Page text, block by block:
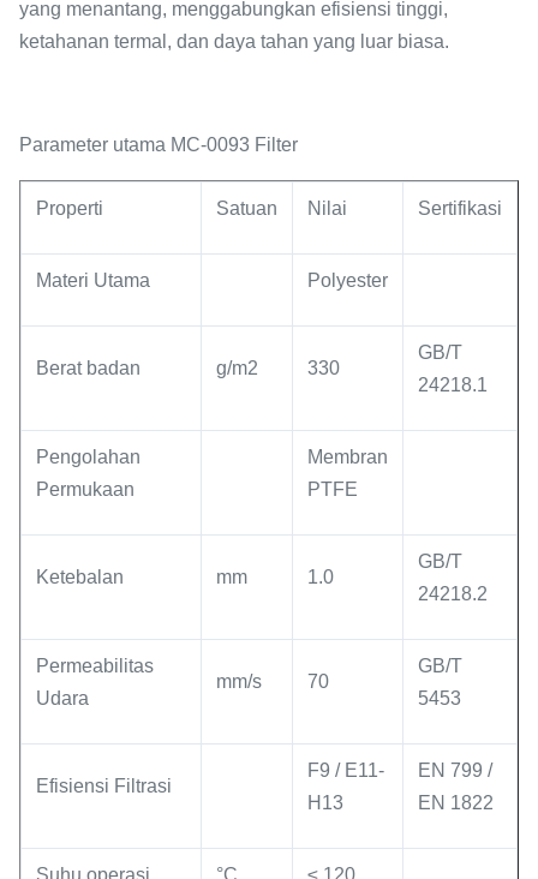
yang menantang, menggabungkan efisiensi tinggi,
ketahanan termal, dan daya tahan yang luar biasa.
Parameter utama MC-0093 Filter
Properti Satuan Nilai Sertifikasi
Materi Utama Polyester
Berat badan g/m2 330
GB/T
24218.1
Pengolahan
Permukaan
Membran
PTFE
Ketebalan mm 1.0
GB/T
24218.2
Permeabilitas
Udara
mm/s 70
GB/T
5453
Efisiensi Filtrasi
F9 / E11-
H13
EN 799 /
EN 1822
Suhu operasi °C ≤ 120